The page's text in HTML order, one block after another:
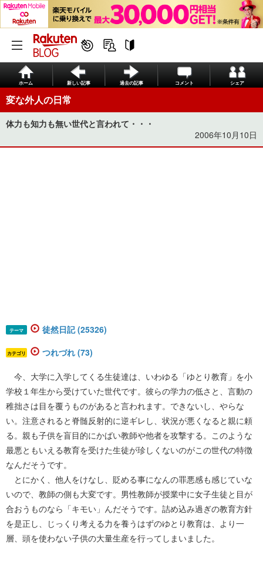
ホーム 新しい記事 過去の記事 コメント シェア
変な外人の日常
体力も知力も無い世代と言われて・・・
2006年10月10日
テーマ 徒然日記 (25326)
カテゴリ つれづれ (73)
今、大学に入学してくる生徒達は、いわゆる「ゆとり教育」を小
学校１年生から受けていた世代です。彼らの学力の低さと、言動の
稚拙さは目を覆うものがあると言われます。できないし、やらな
い。注意されると脊髄反射的に逆ギレし、状況が悪くなると親に頼
る。親も子供を盲目的にかばい教師や他者を攻撃する。このような
最悪ともいえる教育を受けた生徒が珍しくないのがこの世代の特徴
なんだそうです。
とにかく、他人をけなし、貶める事になんの罪悪感も感じていな
いので、教師の側も大変です。男性教師が授業中に女子生徒と目が
合おうものなら「キモい」んだそうです。詰め込み過ぎの教育方針
を是正し、じっくり考える力を養うはずのゆとり教育は、より一
層、頭を使わない子供の大量生産を行ってしまいました。